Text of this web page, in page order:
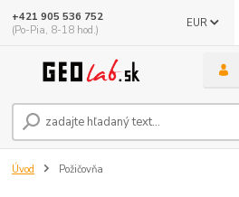
EUR
+421 905 536 752
(Po-Pia, 8-18 hod.)
Úvod Požičovňa